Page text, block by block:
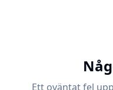
Ett oväntat fel